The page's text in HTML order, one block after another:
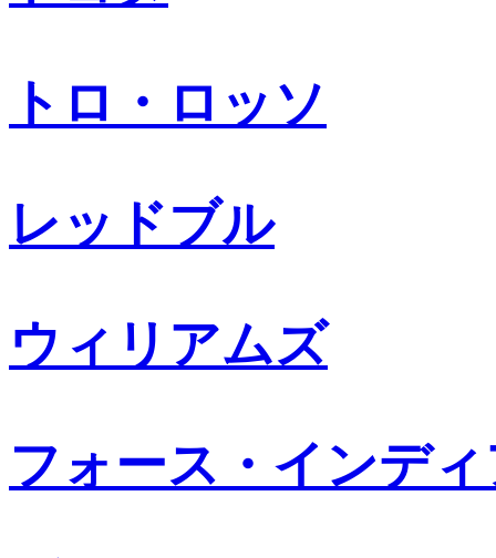
トロ・ロッソ
レッドブル
ウィリアムズ
フォース・インデ